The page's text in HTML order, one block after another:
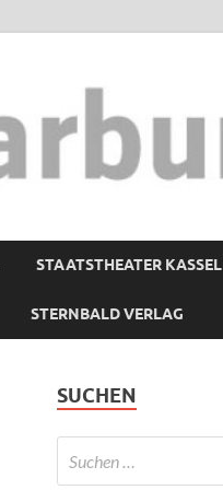
STAATSTHEATER KASSEL
STERNBALD VERLAG
SUCHEN